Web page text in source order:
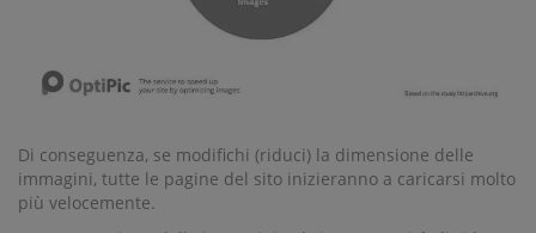
Di conseguenza, se modifichi (riduci) la dimensione delle
immagini, tutte le pagine del sito inizieranno a caricarsi molto
più velocemente.